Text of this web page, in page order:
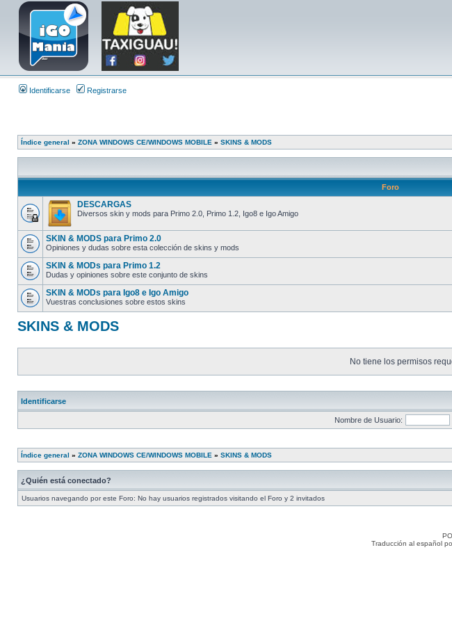
Identificarse Registrarse
Índice general » ZONA WINDOWS CE/WINDOWS MOBILE » SKINS & MODS
Foro
DESCARGAS
Diversos skin y mods para Primo 2.0, Primo 1.2, Igo8 e Igo Amigo
SKIN & MODS para Primo 2.0
Opiniones y dudas sobre esta colección de skins y mods
SKIN & MODs para Primo 1.2
Dudas y opiniones sobre este conjunto de skins
SKIN & MODs para Igo8 e Igo Amigo
Vuestras conclusiones sobre estos skins
SKINS & MODS
No tiene los permisos
Identificarse
Nombre de Usuario:
Índice general » ZONA WINDOWS CE/WINDOWS MOBILE » SKINS & MODS
¿Quién está conectado?
Usuarios navegando por este Foro: No hay usuarios registrados visitando el Foro y 2 invitados
Traducción al español